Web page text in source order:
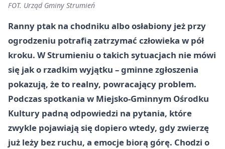
FOT. Urząd Gminy Strumień
Ranny ptak na chodniku albo osłabiony jeż przy
ogrodzeniu potrafią zatrzymać człowieka w pół
kroku. W Strumieniu o takich sytuacjach nie mówi
się jak o rzadkim wyjątku – gminne zgłoszenia
pokazują, że to realny, powracający problem.
Podczas spotkania w Miejsko-Gminnym Ośrodku
Kultury padną odpowiedzi na pytania, które
zwykle pojawiają się dopiero wtedy, gdy zwierzę
już leży bez ruchu, a emocje biorą górę. Chodzi o